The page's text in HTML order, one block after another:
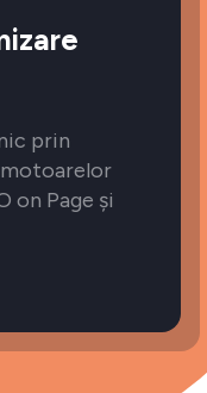
prin
on Page și